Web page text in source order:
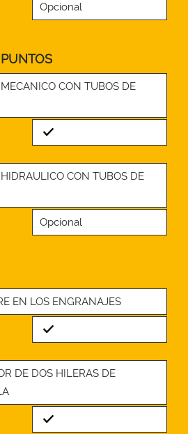
Opcional
CON TUBOS DE
Standard
CON TUBOS DE
Opcional
EN LOS ENGRANAJES
Standard
DE DOS HILERAS DE
Standard